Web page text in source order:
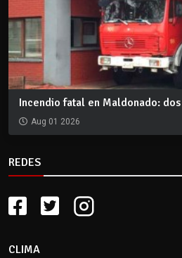
Incendio fatal en Maldonado:
Aug 01 2026
REDES
CLIMA